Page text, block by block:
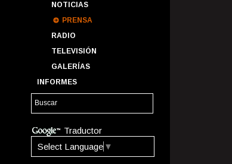
NOTICIAS
PRENSA
RADIO
TELEVISIÓN
GALERÍAS
INFORMES
Traductor
Select Language ▼